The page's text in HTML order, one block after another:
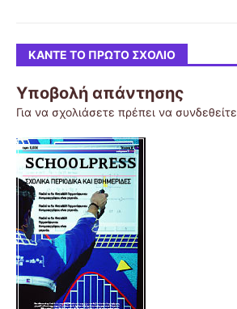
ΚΆΝΤΕ ΤΟ ΠΡΏΤΟ ΣΧΌΛΙΟ
Υποβολή απάντησης
Για να σχολιάσετε πρέπει να συνδεθείτε